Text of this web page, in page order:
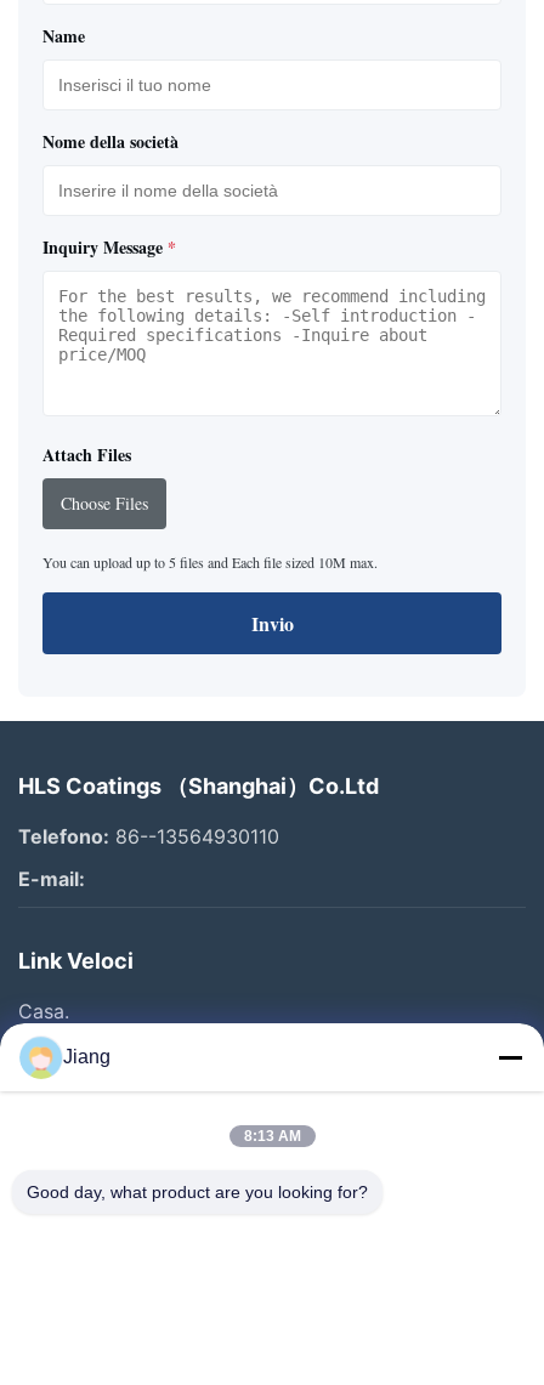
Name
Nome della società
Inquiry Message *
Attach Files
Choose Files
You can upload up to 5 files and Each file sized 10M max.
Invio
HLS Coatings （Shanghai）Co.Ltd
Telefono: 86--13564930110
E-mail:
Link Veloci
Casa.
Prodotti
Video
Su Di Noi
Jiang
8:13 AM
Good day, what product are you looking for?